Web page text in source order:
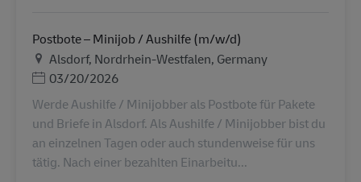
Postbote – Minijob / Aushilfe (m/w/d)
地点Alsdorf, Nordrhein-Westfalen, Germany
Posted Date
03/20/2026
Werde Aushilfe / Minijobber als Postbote für Pakete
und Briefe in Alsdorf. Als Aushilfe / Minijobber bist du
an einzelnen Tagen oder auch stundenweise für uns
tätig. Nach einer bezahlten Einarbeitu...